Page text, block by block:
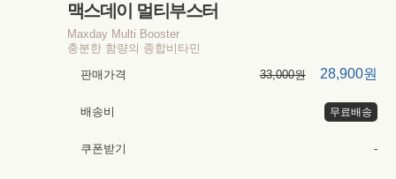
맥스데이 멀티부스터
Maxday Multi Booster
충분한 함량의 종합비타민
판매가격 33,000원 28,900원
배송비 무료배송
쿠폰받기 -